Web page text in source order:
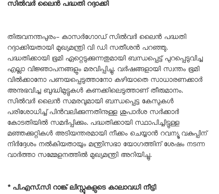
സിൽവർ ലൈൻ പദ്ധതി റദ്ദാക്കി
തിരുവനന്തപുരം- കാസർഗോഡ് സിൽവർ ലൈൻ പദ്ധതി
റദ്ദാക്കിയതായി മുഖ്യമന്ത്രി വി ഡി സതീശൻ പറഞ്ഞു.
പദ്ധതിക്കായി ഭൂമി ഏറ്റെടുക്കുന്നതുമായി ബന്ധപ്പെട്ട് പുറപ്പെടുവിച്ച
എല്ലാ വിജ്ഞാപനങ്ങളും മരവിപ്പിച്ചു. വർഷങ്ങളായി സ്വന്തം ഭൂമി
വിൽക്കാനോ പണയപ്പെടുത്താനോ കഴിയാതെ സാധാരണക്കാർ
അനുഭവിച്ച ബുദ്ധിമുട്ടുകൾ കണക്കിലെടുത്താണ് തീരുമാനം.
സിൽവർ ലൈൻ സമരവുമായി ബന്ധപ്പെട്ട കേസുകൾ
പരിശോധിച്ച് പിൻവലിക്കുന്നതിനുള്ള ശുപാർശ സർക്കാർ
കോടതിയിൽ സമർപ്പിക്കും. പദ്ധതിക്കായി സ്ഥാപിച്ചിട്ടുള്ള
മഞ്ഞക്കുറ്റികൾ അടിയന്തരമായി നീക്കം ചെയ്യാൻ റവന്യൂ വകുപ്പിന്
നിർദ്ദേശം നൽകിയതായും മന്ത്രിസഭാ യോഗത്തിന് ശേഷം നടന്ന
വാർത്താ സമ്മേളനത്തിൽ മുഖ്യമന്ത്രി അറിയിച്ചു.
* പി.എസ്.സി റാങ്ക് ലിസ്റ്റുകളുടെ കാലാവധി നീട്ടി